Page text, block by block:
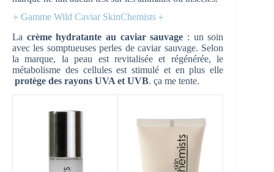
⍆ Gamme Wild Caviar SkinChemists ⍅
La crème hydratante au caviar sauvage : un soin
avec les somptueuses perles de caviar sauvage. Selon
la marque, la peau est revitalisée et régénérée, le
métabolisme des cellules est stimulé et en plus elle
protège des rayons UVA et UVB. ça me tente.